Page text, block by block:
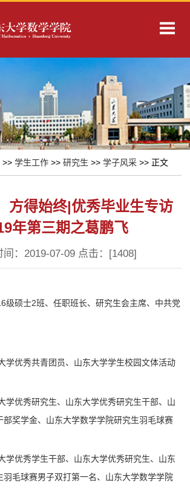
>>学生工作 >>研究生 >>学子风采 >> 正文
方得始终|优秀毕业生专访
年第三期之葛鹏飞
间：2019-07-09 点击：[1408]
级硕士2班、任职班长、研究生会主席、中共党
学优秀共青团员、山东大学学生校园文体活动
学优秀研究生、山东大学优秀研究生干部、山
部奖学金、山东大学数学学院研究生羽毛球赛
学优秀学生干部、山东大学优秀研究生、山东
羽毛球赛男子双打第一名、山东大学数学学院